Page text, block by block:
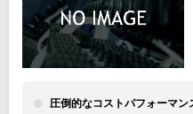
圧倒的なコストパフォーマン